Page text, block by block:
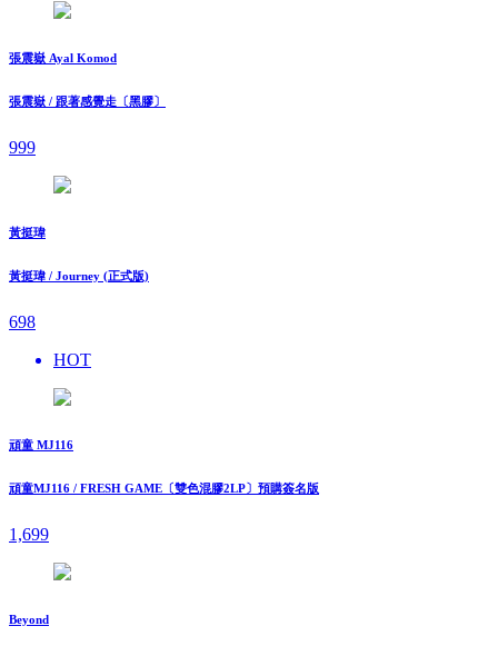
張震嶽 Ayal Komod
張震嶽 / 跟著感覺走〔黑膠〕
999
黃挺瑋
黃挺瑋 / Journey (正式版)
698
HOT
頑童 MJ116
頑童MJ116 / FRESH GAME〔雙色混膠2LP〕預購簽名版
1,699
Beyond